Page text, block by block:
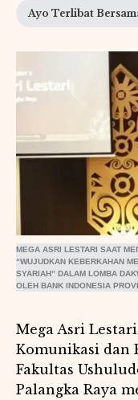
Ayo Terlibat
MEGA ASRI LESTARI SAAT
“WUJUDKAN KEBERKAHAN
SYARIAH” DALAM LOMBA
OLEH BANK INDONESIA
Mega Asri
Komunikasi dan
Fakultas
Palangka Raya